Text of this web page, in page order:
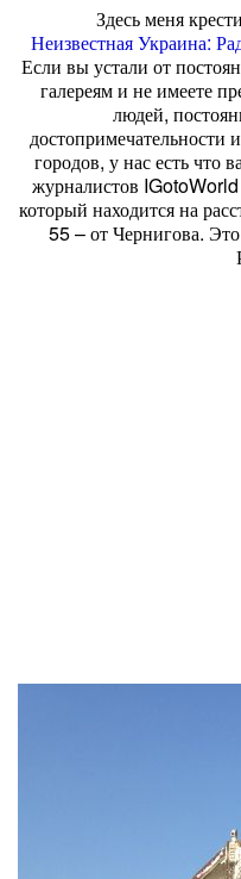
Здесь меня
Неизвестная Украина:
Если вы устали от
галереям и не имеете
людей,
городов, у нас есть что
журналистов
который находится на
55 – от Чернигова.